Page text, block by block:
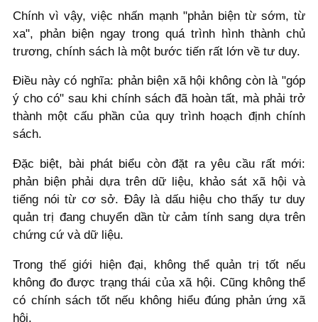
Chính vì vậy, việc nhấn mạnh "phản biện từ sớm, từ
xa", phản biện ngay trong quá trình hình thành chủ
trương, chính sách là một bước tiến rất lớn về tư duy.
Điều này có nghĩa: phản biện xã hội không còn là "góp
ý cho có" sau khi chính sách đã hoàn tất, mà phải trở
thành một cấu phần của quy trình hoạch định chính
sách.
Đặc biệt, bài phát biểu còn đặt ra yêu cầu rất mới:
phản biện phải dựa trên dữ liệu, khảo sát xã hội và
tiếng nói từ cơ sở. Đây là dấu hiệu cho thấy tư duy
quản trị đang chuyển dần từ cảm tính sang dựa trên
chứng cứ và dữ liệu.
Trong thế giới hiện đại, không thể quản trị tốt nếu
không đo được trạng thái của xã hội. Cũng không thể
có chính sách tốt nếu không hiểu đúng phản ứng xã
hội.